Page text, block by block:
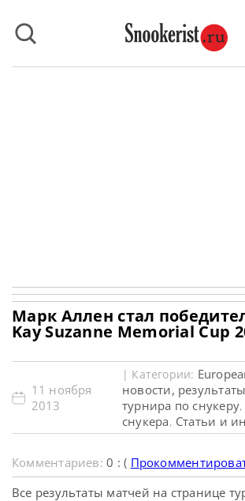
Марк Аллен стал
Kay Suzanne Memorial Cup
11 ноября
2013
| Категории:
новости,
турнира по снукеру,
снукера, Статьи и
Комментариев:0 : (
Все результаты матчей на странице